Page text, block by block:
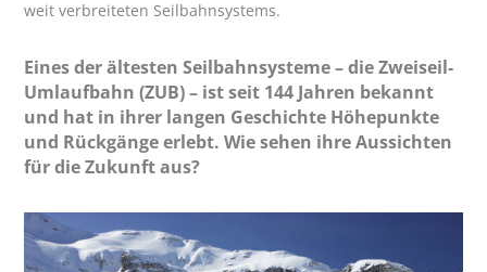
weit verbreiteten Seilbahnsystems.
Eines der ältesten Seilbahnsysteme – die Zweiseil-
Umlaufbahn (ZUB) – ist seit 144 Jahren bekannt
und hat in ihrer langen Geschichte Höhepunkte
und Rückgänge erlebt. Wie sehen ihre Aussichten
für die Zukunft aus?